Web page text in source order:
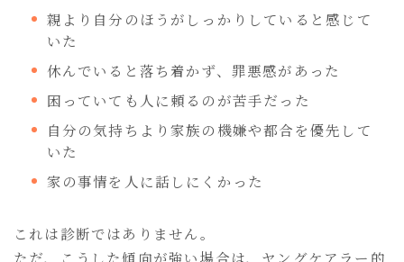
親より自分のほうがしっかりしていると感じて
いた
休んでいると落ち着かず、罪悪感があった
困っていても人に頼るのが苦手だった
自分の気持ちより家族の機嫌や都合を優先して
いた
家の事情を人に話しにくかった
これは診断ではありません。
ただ、こうした傾向が強い場合は、ヤングケアラー的